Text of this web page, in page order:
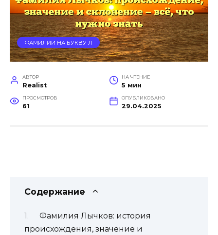
ФАМИЛИИ НА БУКВУ Л
АВТОР
Realist
НА ЧТЕНИЕ
5 мин
ПРОСМОТРОВ
61
ОПУБЛИКОВАНО
29.04.2025
Содержание
Фамилия Лычков: история
происхождения, значение и